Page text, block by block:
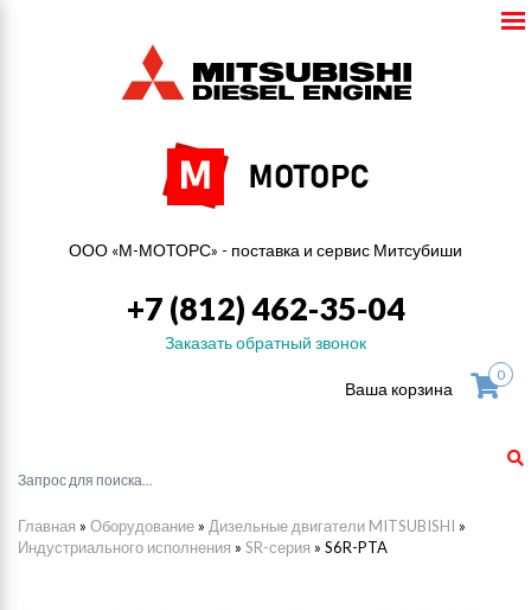
ООО «М-МОТОРС» - поставка и сервис Митсубиши
+7 (812) 462-35-04
Заказать обратный звонок
Ваша корзина
0
Главная » Оборудование » Дизельные двигатели MITSUBISHI »
Индустриального исполнения » SR-серия » S6R-PTA